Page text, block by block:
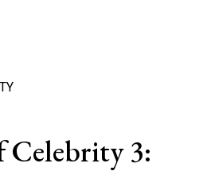
Celebrity 3: